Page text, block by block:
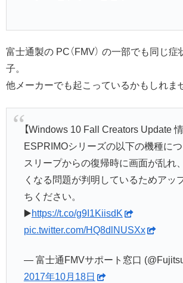
富士通製の PC（FMV） の一部でも同じ
子。
他メーカーでも起こっているかもしれま
【Windows 10 Fall Creators Update 情
ESPRIMOシリーズの以下の機種につ
スリープからの復帰時に画面が乱れ
くなる問題が判明しているためアッ
ちください。
▶️https://t.co/g9I1KiisdK
pic.twitter.com/HQ8dlNUSXx
— 富士通FMVサポート窓口
2017年10月18日